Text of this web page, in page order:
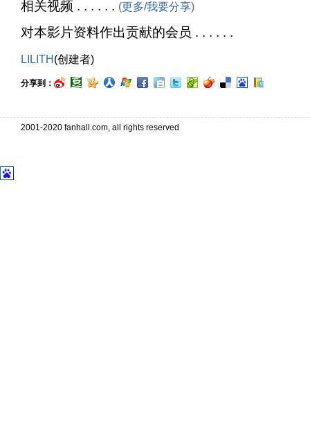
相关视频 . . . . . . (更多/我要分享)
对本影片资料作出贡献的会员 . . . . . .
LILITH(创建者)
分享到：
2001-2020 fanhall.com, all rights reserved